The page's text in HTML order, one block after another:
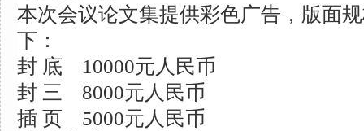
本次会议论文集提供彩色广告，版面
下：
封 底 10000元人民币
封 三 8000元人民币
插 页 5000元人民币